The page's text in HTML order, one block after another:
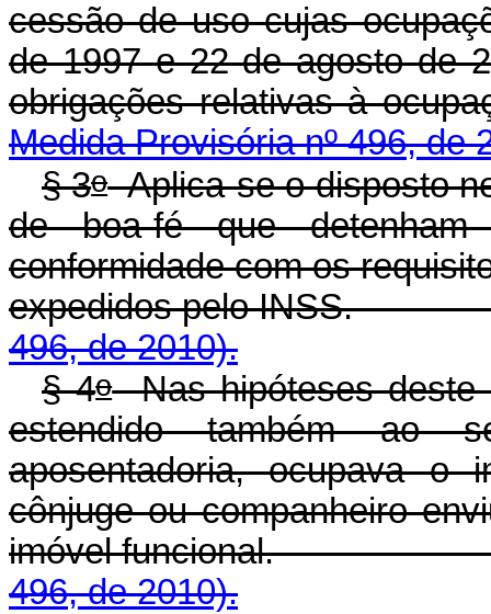
cessão de uso cujas
de 1997 e 22 de agosto de
obrigações
Medida Provisória nº 496, de
§ 3oAplica-se o disposto
de boa-fé que
conformidade com os
expedidos pelo
496, de 2010).
§ 4oNas hipóteses deste
estendido também ao
aposentadoria, ocupava o
cônjuge ou companheiro
imóvel
496, de 2010).